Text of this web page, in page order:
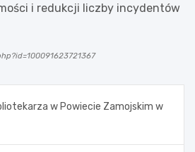
i redukcji liczby incydentów
w Powiecie Zamojskim w